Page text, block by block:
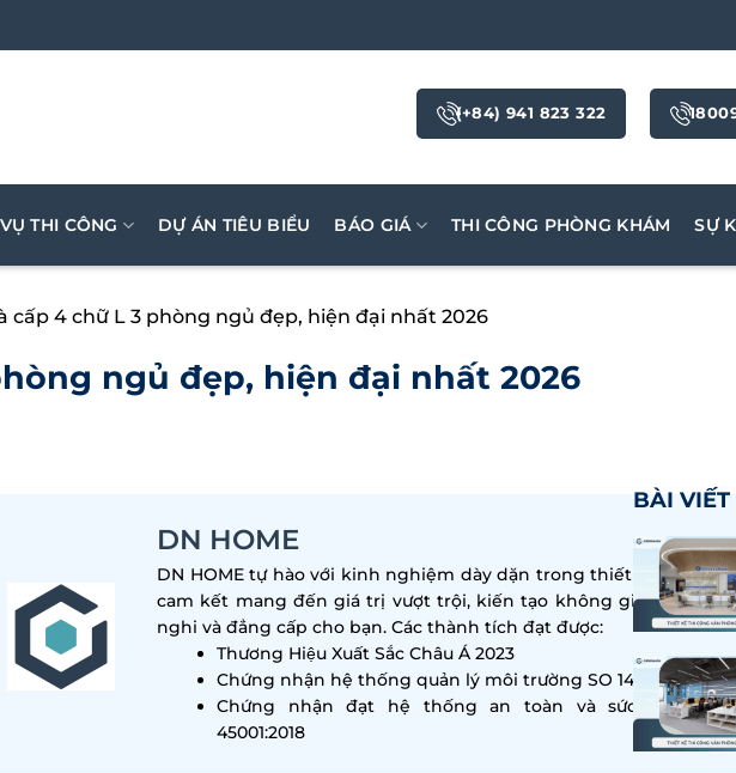
(+84) 941 823 322
THI CÔNG DỰ ÁN TIÊU BIỂU BÁO GIÁ THI CÔNG PHÒNG KHÁM SỰ
cấp 4 chữ L 3 phòng ngủ đẹp, hiện đại nhất 2026
ngủ đẹp, hiện đại nhất 2026
DN HOME
DN HOME tự hào với kinh nghiệm dày dặn trong thiết kế – thi
cam kết mang đến giá trị vượt trội, kiến tạo không gian sống
nghi và đẳng cấp cho bạn. Các thành tích đạt được:
Thương Hiệu Xuất Sắc Châu Á 2023
Chứng nhận hệ thống quản lý môi trường SO 14001:2015
Chứng nhận đạt hệ thống an toàn và sức khỏe
45001:2018
BÀI